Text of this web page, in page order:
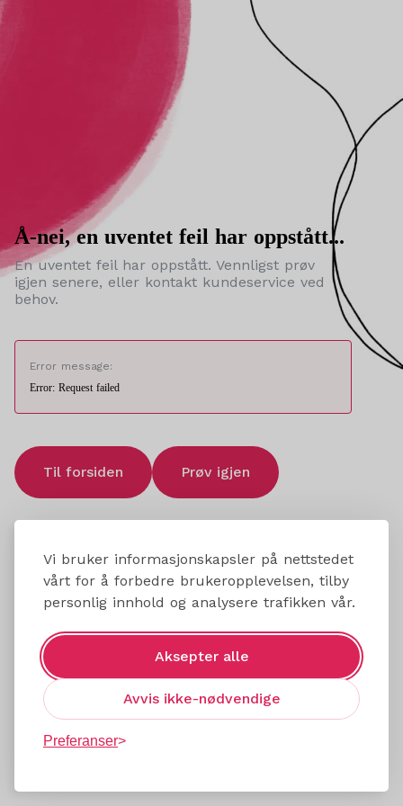
Vi bruker informasjonskapsler på nettstedet
vårt for å forbedre brukeropplevelsen, tilby
personlig innhold og analysere trafikken vår.
Aksepter alle
Avvis ikke-nødvendige
Preferanser
Å-nei, en uventet feil har oppstått...
En uventet feil har oppstått. Vennligst prøv
igjen senere, eller kontakt kundeservice ved
behov.
Error message:
Error: Request failed
Til forsiden Prøv igjen